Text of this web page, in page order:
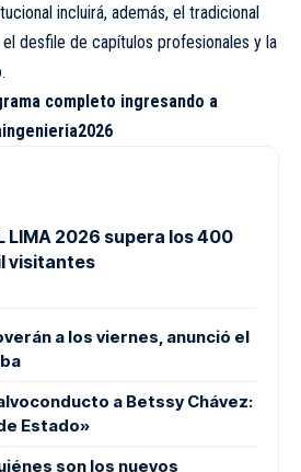
incluirá, además, el tradicional
desfile de capítulos profesionales y la
completo ingresando a
LIMA 2026 supera los 400
visitantes
a los viernes, anunció el
a Betssy Chávez:
Estado»
son los nuevos